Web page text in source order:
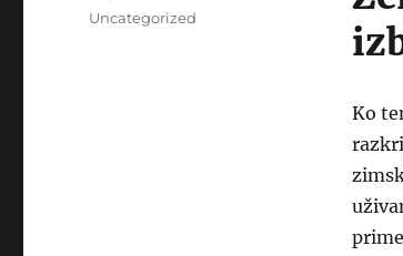
Ko
Categories
Uncategorized